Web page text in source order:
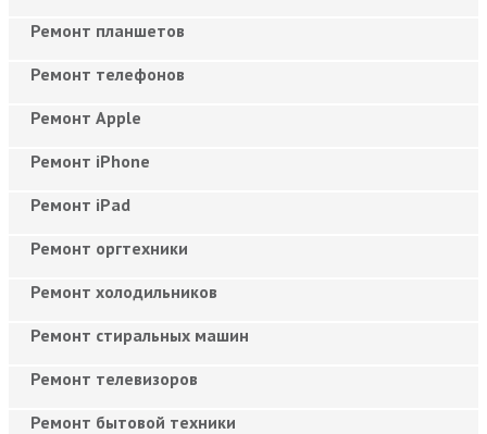
Ремонт планшетов
Ремонт телефонов
Ремонт Apple
Ремонт iPhone
Ремонт iPad
Ремонт оргтехники
Ремонт холодильников
Ремонт стиральных машин
Ремонт телевизоров
Ремонт бытовой техники